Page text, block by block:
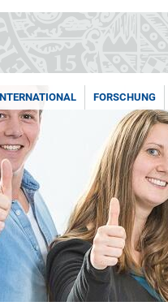
FORSCHUNG